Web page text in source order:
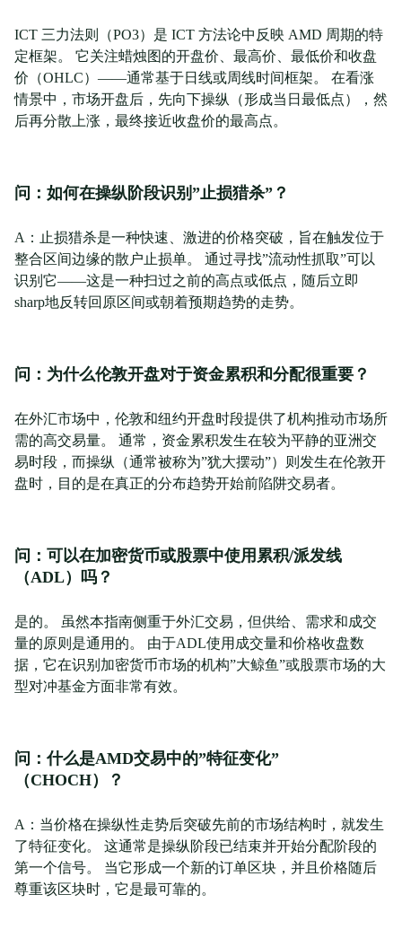
ICT 三力法则（PO3）是 ICT 方法论中反映 AMD 周期的特
定框架。 它关注蜡烛图的开盘价、最高价、最低价和收盘
价（OHLC）——通常基于日线或周线时间框架。 在看涨
情景中，市场开盘后，先向下操纵（形成当日最低点），然
后再分散上涨，最终接近收盘价的最高点。
问：如何在操纵阶段识别”止损猎杀”？
A：止损猎杀是一种快速、激进的价格突破，旨在触发位于
整合区间边缘的散户止损单。 通过寻找”流动性抓取”可以
识别它——这是一种扫过之前的高点或低点，随后立即
sharp地反转回原区间或朝着预期趋势的走势。
问：为什么伦敦开盘对于资金累积和分配很重要？
在外汇市场中，伦敦和纽约开盘时段提供了机构推动市场所
需的高交易量。 通常，资金累积发生在较为平静的亚洲交
易时段，而操纵（通常被称为”犹大摆动”）则发生在伦敦开
盘时，目的是在真正的分布趋势开始前陷阱交易者。
问：可以在加密货币或股票中使用累积/派发线
（ADL）吗？
是的。 虽然本指南侧重于外汇交易，但供给、需求和成交
量的原则是通用的。 由于ADL使用成交量和价格收盘数
据，它在识别加密货币市场的机构”大鲸鱼”或股票市场的大
型对冲基金方面非常有效。
问：什么是AMD交易中的”特征变化”
（CHOCH）？
A：当价格在操纵性走势后突破先前的市场结构时，就发生
了特征变化。 这通常是操纵阶段已结束并开始分配阶段的
第一个信号。 当它形成一个新的订单区块，并且价格随后
尊重该区块时，它是最可靠的。